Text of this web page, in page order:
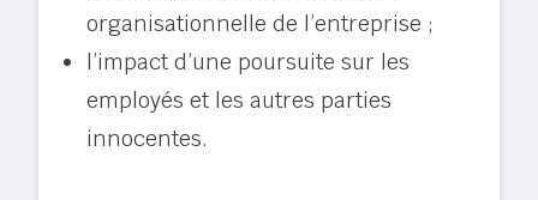
organisationnelle de l’entreprise ;
l’impact d’une poursuite sur les
employés et les autres parties
innocentes.